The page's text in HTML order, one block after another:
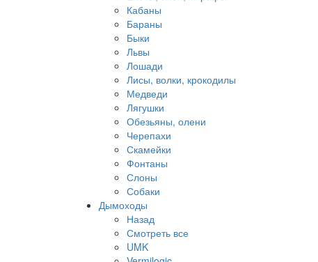
Кабаны
Бараны
Быки
Львы
Лошади
Лисы, волки, крокодилы
Медведи
Лягушки
Обезьяны, олени
Черепахи
Скамейки
Фонтаны
Слоны
Собаки
Дымоходы
Назад
Смотреть все
UMK